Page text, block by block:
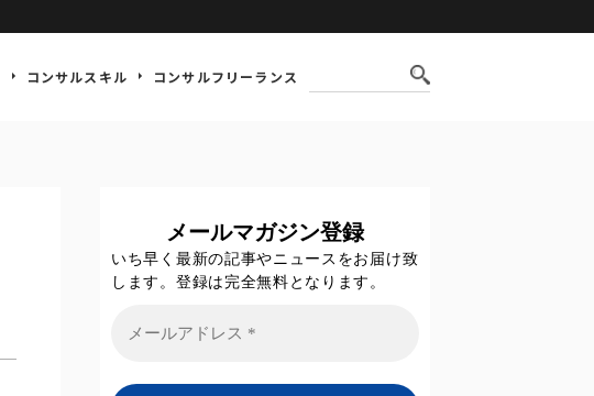
コンサルスキル コンサルフリーランス
メールマガジン登録
いち早く最新の記事やニュースをお届け致
します。登録は完全無料となります。